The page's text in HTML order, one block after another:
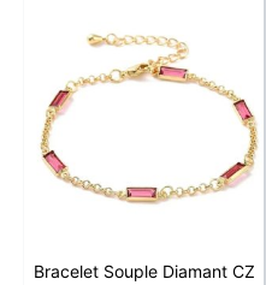
Bracelet Souple Diamant CZ